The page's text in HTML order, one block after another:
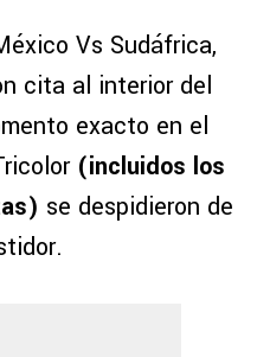
Vs Sudáfrica,
cita al interior del
exacto en el
(incluidos los
se despidieron de